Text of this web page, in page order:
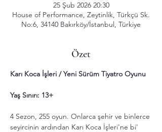
25 Şub 2026 20:30
House of Performance, Zeytinlik, Türkçü Sk.
No:6, 34140 Bakırköy/İstanbul, Türkiye
Özet
Karı Koca İşleri / Yeni Sürüm Tiyatro Oyunu
Yaş Sınırı: 13+
4 Sezon, 255 oyun. Onlarca şehir ve binlerce
seyircinin ardından Karı Koca İşleri'ne bi'